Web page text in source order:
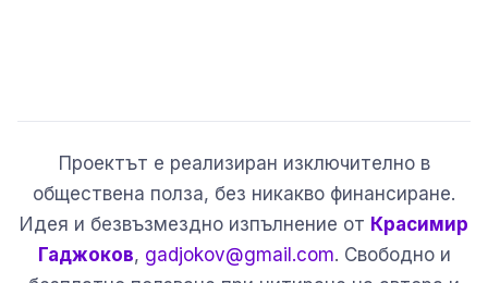
Проектът е реализиран изключително в
обществена полза, без никакво финансиране.
Идея и безвъзмездно изпълнение от Красимир
Гаджоков, gadjokov@gmail.com. Свободно и